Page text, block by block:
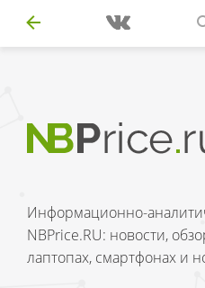
Информационно-
NBPrice.RU: новости,
лаптопах, смартфонах и